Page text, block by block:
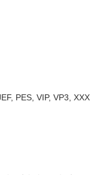
PES, VIP, VP3, XXX
Hand gezeichnet,